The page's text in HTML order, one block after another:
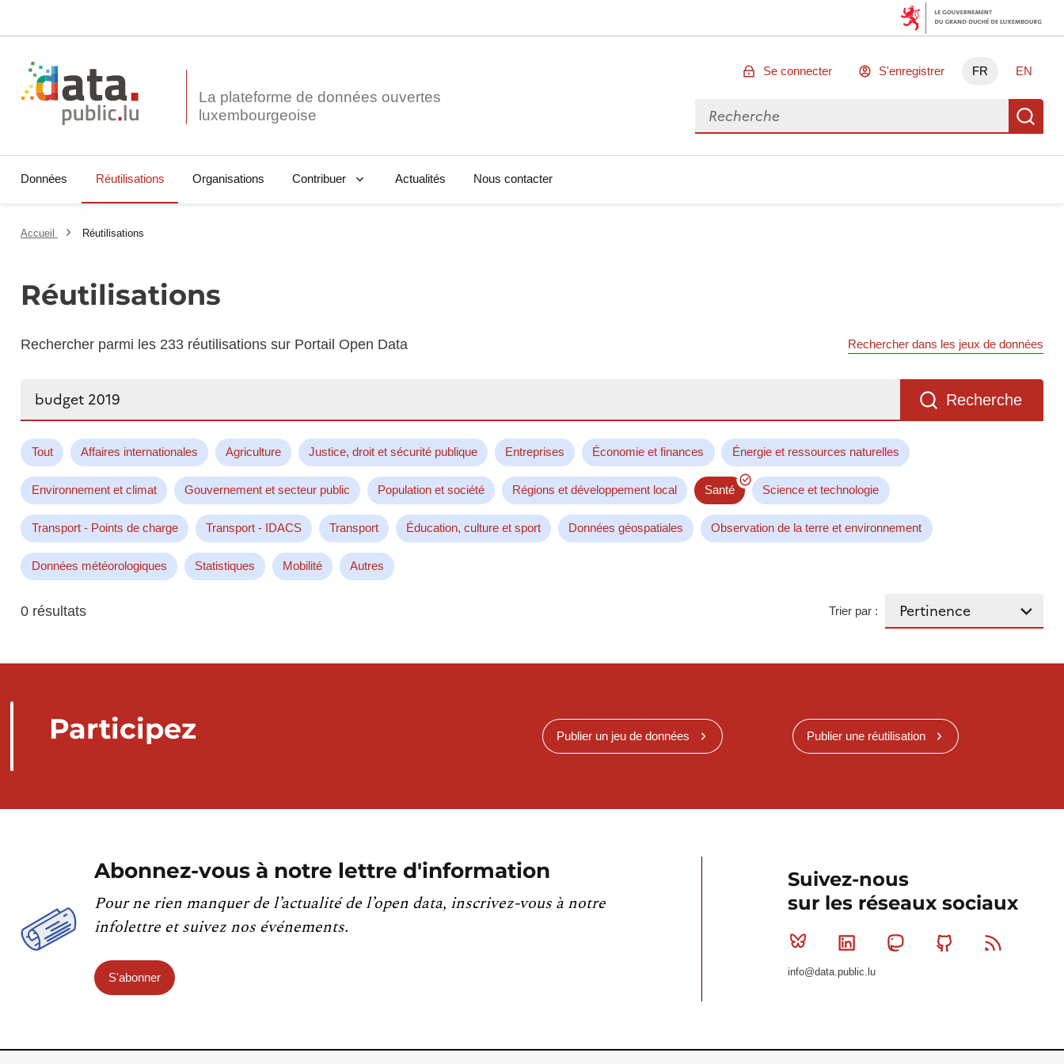
La plateforme de données ouvertes
Se connecter S'enregistrer FR EN
Rechercher des données
Données Réutilisations Organisations Contribuer Actualités Nous contacter
Accueil Réutilisations
Réutilisations
Rechercher parmi les 233 réutilisations sur Portail Open Data Rechercher dans les jeux de données
Recherche
Tout Affaires internationales Agriculture Justice, droit et sécurité publique Entreprises Économie et finances Énergie et ressources naturelles
Environnement et climat Gouvernement et secteur public Population et société Régions et développement local Santé Science et technologie
Transport - Points de charge Transport - IDACS Transport Éducation, culture et sport Données géospatiales Observation de la terre et environnement
Données météorologiques Statistiques Mobilité Autres
0 résultats Trier par :
Participez Publier un jeu de données Publier une réutilisation
Abonnez-vous à notre lettre d'information
Pour ne rien manquer de l’actualité de l’open data, inscrivez-vous à notre
infolettre et suivez nos événements.
S'abonner
Suivez-nous
sur les réseaux sociaux
Bluesky Linkedin MastodonGithub
info@data.public.lu